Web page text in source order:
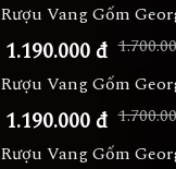
Rượu Vang Gốm
1.190.000 đ
Rượu Vang Gốm
1.190.000 đ
Rượu Vang Gốm